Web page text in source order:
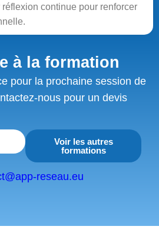
continue pour renforcer
à la formation
pour la prochaine session de
nous pour un devis
Voir les autres
formations
reseau.eu